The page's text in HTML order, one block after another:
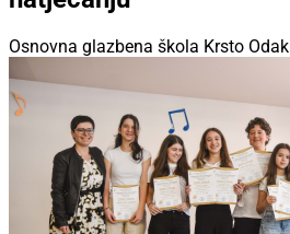
Osnovna glazbena škola Krsto Odak